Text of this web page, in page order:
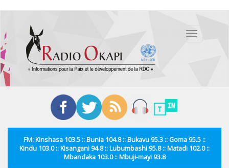
contenu
principal
Toggle
FM: Kinshasa 103.5 :: Bunia 104.8 :: Bukavu 95.3 :: Goma 95.5 ::
Kindu 103.0 :: Kisangani 94.8 :: Lubumbashi 95.8 :: Matadi 102.0 ::
Mbandaka 103.0 :: Mbuji-mayi 93.8